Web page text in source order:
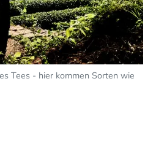
Tees - hier kommen Sorten wie